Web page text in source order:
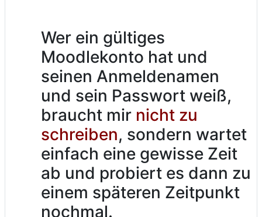
Wer ein gültiges
Moodlekonto hat und
seinen Anmeldenamen
und sein Passwort weiß,
braucht mir nicht zu
schreiben, sondern wartet
einfach eine gewisse Zeit
ab und probiert es dann zu
einem späteren Zeitpunkt
nochmal.